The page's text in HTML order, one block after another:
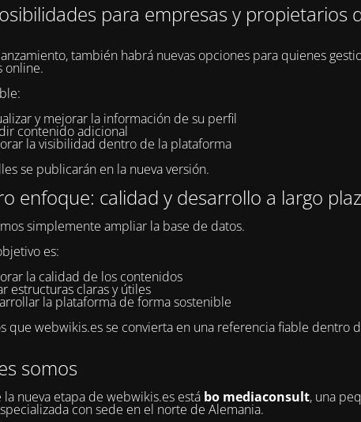
para empresas y propietarios
también habrá nuevas opciones para quienes
online.
y mejorar la información de su perfil
contenido adicional
la visibilidad dentro de la plataforma
se publicarán en la nueva versión.
enfoque: calidad y desarrollo a largo
simplemente ampliar la base de datos.
es:
la calidad de los contenidos
estructuras claras y útiles
la plataforma de forma sostenible
que webwikis.es se convierta en una referencia fiable dentro
somos
la nueva etapa de webwikis.es está bo mediaconsult, una
con sede en el norte de Alemania.